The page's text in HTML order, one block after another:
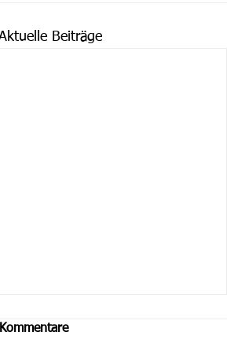
Beiträge
Kommentare